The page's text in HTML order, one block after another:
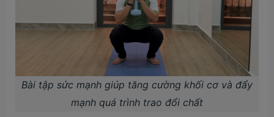
Bài tập sức mạnh giúp tăng cường khối cơ và đẩy
mạnh quá trình trao đổi chất